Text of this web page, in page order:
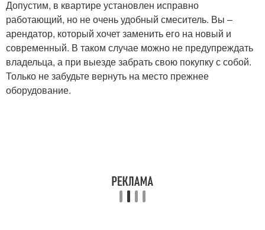
Допустим, в квартире установлен исправно
работающий, но не очень удобный смеситель. Вы –
арендатор, который хочет заменить его на новый и
современный. В таком случае можно не предупреждать
владельца, а при выезде забрать свою покупку с собой.
Только не забудьте вернуть на место прежнее
оборудование.